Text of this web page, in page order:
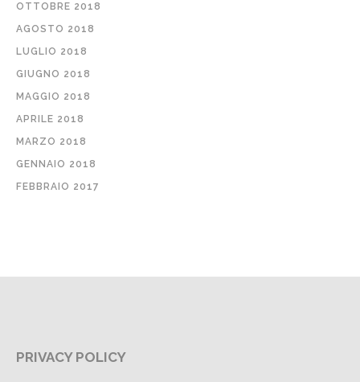
OTTOBRE 2018
AGOSTO 2018
LUGLIO 2018
GIUGNO 2018
MAGGIO 2018
APRILE 2018
MARZO 2018
GENNAIO 2018
FEBBRAIO 2017
PRIVACY POLICY